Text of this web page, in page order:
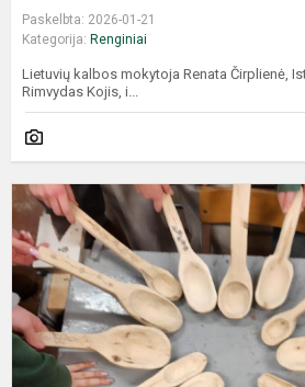
Paskelbta: 2026-01-21
Kategorija: Renginiai
Lietuvių kalbos mokytoja Renata Čirplienė,
Rimvydas Kojis, i...